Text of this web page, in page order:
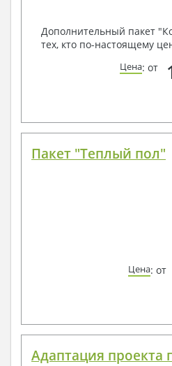
Дополнительный пакет
тех, кто по-настоящему
Цена: от
Пакет "Теплый пол"
Цена: от
Адаптация проекта